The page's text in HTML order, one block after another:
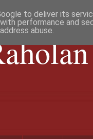
to deliver its
performance and
abuse.